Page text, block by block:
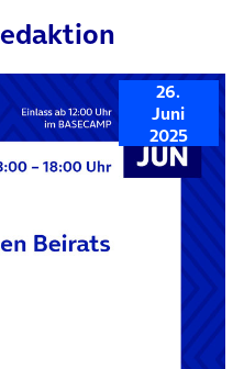
26.
Juni
2025